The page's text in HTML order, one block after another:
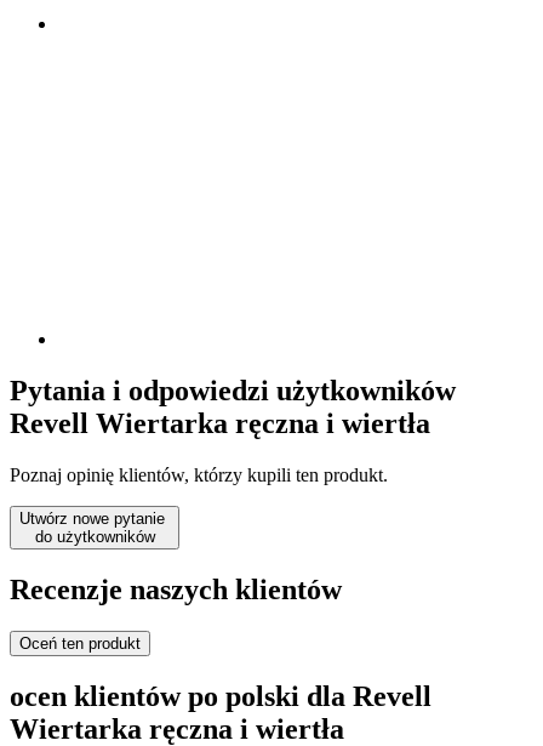
Pytania i odpowiedzi użytkowników
Revell Wiertarka ręczna i wiertła
Poznaj opinię klientów, którzy kupili ten produkt.
Utwórz nowe pytanie
do użytkowników
Recenzje naszych klientów
Oceń ten produkt
ocen klientów po polski dla Revell
Wiertarka ręczna i wiertła